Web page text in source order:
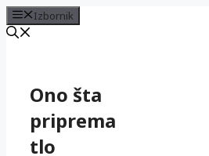
Izbornik
sadržajOno šta
priprema
tlo